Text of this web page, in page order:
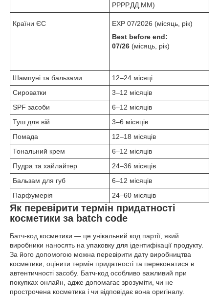
РРРР.ДД.ММ)
Країни ЄС
EXP 07/2026 (місяць, рік)
Best before end:
07/26 (місяць, рік)
Шампуні та бальзами
12–24 місяці
Сироватки
3–12 місяців
SPF засоби
6–12 місяців
Туш для вій
3–6 місяців
Помада
12–18 місяців
Тональний крем
6–12 місяців
Пудра та хайлайтер
24–36 місяців
Бальзам для губ
6–12 місяців
Парфумерія
24–60 місяців
Як перевірити термін придатності
косметики за batch code
Батч-код косметики — це унікальний код партії, який
виробники наносять на упаковку для ідентифікації продукту.
За його допомогою можна перевірити дату виробництва
косметики, оцінити термін придатності та переконатися в
автентичності засобу. Батч-код особливо важливий при
покупках онлайн, адже допомагає зрозуміти, чи не
прострочена косметика і чи відповідає вона оригіналу.